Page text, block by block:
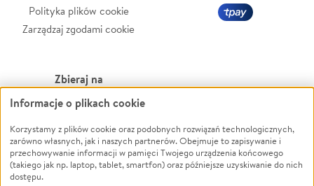
Polityka plików cookie
Zarządzaj zgodami cookie
Zbieraj na
Leczenie
Zwierzęta
Pożar
Ukraina
Powódź
Wichura
NGO
Informacje o plikach cookie
Korzystamy z plików cookie oraz podobnych rozwiązań technologicznych,
zarówno własnych, jak i naszych partnerów. Obejmuje to zapisywanie i
przechowywanie informacji w pamięci Twojego urządzenia końcowego
(takiego jak np. laptop, tablet, smartfon) oraz późniejsze uzyskiwanie do nich
dostępu.